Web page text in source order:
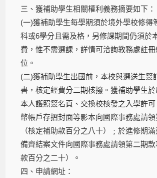
三、獲補助學生相關權利義務摘要如下：
(一)獲補助學生每學期須於境外學校修得
科或6學分且需及格，另修課期間仍須於
費，惟不需選課，詳情可洽詢教務處註
位。
(二)獲補助學生出國前，本校與選送生簽
書，核定經費分二期核撥。獲補助學生
本人護照簽名頁、交換校核發之入學許
幣帳戶存摺封面等影本向國際事務處請
（核定補助款百分之八十）﹔於進修期
備齊結案文件向國際事務處請領第二期
款百分之二十）。
四、申請網址：